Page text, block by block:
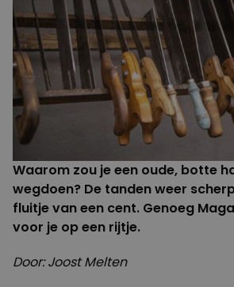
Waarom zou je een oude, botte
wegdoen? De tanden weer
fluitje van een cent. Genoeg
voor je op een rijtje.
Door: Joost Melten